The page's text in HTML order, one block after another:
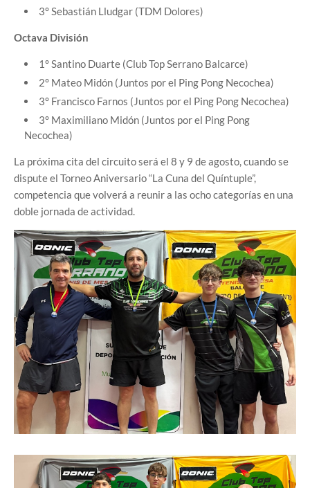
3° Sebastián Lludgar (TDM Dolores)
Octava División
1° Santino Duarte (Club Top Serrano Balcarce)
2° Mateo Midón (Juntos por el Ping Pong Necochea)
3° Francisco Farnos (Juntos por el Ping Pong Necochea)
3° Maximiliano Midón (Juntos por el Ping Pong
Necochea)
La próxima cita del circuito será el 8 y 9 de agosto, cuando se
dispute el Torneo Aniversario “La Cuna del Quíntuple”,
competencia que volverá a reunir a las ocho categorías en una
doble jornada de actividad.